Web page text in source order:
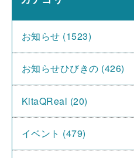
お知らせ (1523)
お知らせひびきの (426)
KitaQReal (20)
イベント (479)